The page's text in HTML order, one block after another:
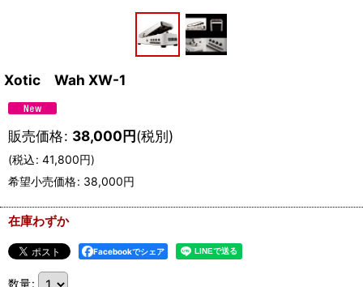
Xotic Wah XW-1
販売価格: 38,000円(税別)
(税込: 41,800円)
希望小売価格: 38,000円
在庫わずか
Facebookでシェア
数量: